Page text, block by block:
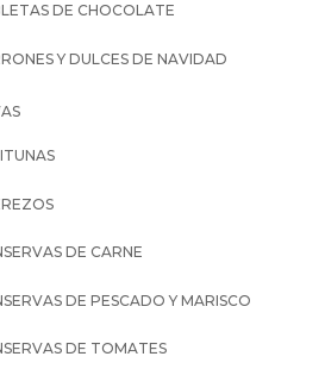
DE CHOCOLATE
Y DULCES DE NAVIDAD
DE CARNE
DE PESCADO Y MARISCO
DE TOMATES